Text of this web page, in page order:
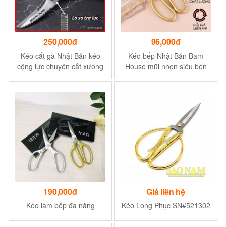
250,000đ
Kéo cắt gà Nhật Bản kéo
cộng lực chuyên cắt xương
gà xương cá. hàng nội địa
96,000đ
Kéo bếp Nhật Bản Bam
House mũi nhọn siêu bén
loại lớn cao cấp KC02 - Gia
190,000đ
Kéo làm bếp đa năng
Giá liên hệ
Kéo Long Phục SN#521302